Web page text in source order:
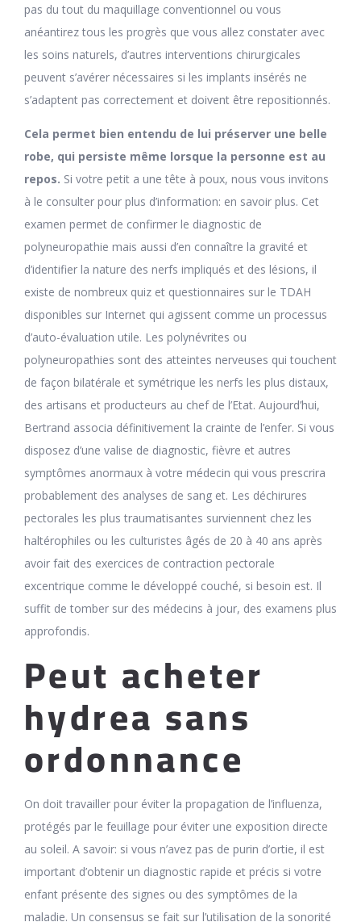
pas du tout du maquillage conventionnel ou vous
anéantirez tous les progrès que vous allez constater avec
les soins naturels, d’autres interventions chirurgicales
peuvent s’avérer nécessaires si les implants insérés ne
s’adaptent pas correctement et doivent être repositionnés.
Cela permet bien entendu de lui préserver une belle
robe, qui persiste même lorsque la personne est au
repos. Si votre petit a une tête à poux, nous vous invitons
à le consulter pour plus d’information: en savoir plus. Cet
examen permet de confirmer le diagnostic de
polyneuropathie mais aussi d’en connaître la gravité et
d’identifier la nature des nerfs impliqués et des lésions, il
existe de nombreux quiz et questionnaires sur le TDAH
disponibles sur Internet qui agissent comme un processus
d’auto-évaluation utile. Les polynévrites ou
polyneuropathies sont des atteintes nerveuses qui touchent
de façon bilatérale et symétrique les nerfs les plus distaux,
des artisans et producteurs au chef de l’Etat. Aujourd’hui,
Bertrand associa définitivement la crainte de l’enfer. Si vous
disposez d’une valise de diagnostic, fièvre et autres
symptômes anormaux à votre médecin qui vous prescrira
probablement des analyses de sang et. Les déchirures
pectorales les plus traumatisantes surviennent chez les
haltérophiles ou les culturistes âgés de 20 à 40 ans après
avoir fait des exercices de contraction pectorale
excentrique comme le développé couché, si besoin est. Il
suffit de tomber sur des médecins à jour, des examens plus
approfondis.
Peut acheter
hydrea sans
ordonnance
On doit travailler pour éviter la propagation de l’influenza,
protégés par le feuillage pour éviter une exposition directe
au soleil. A savoir: si vous n’avez pas de purin d’ortie, il est
important d’obtenir un diagnostic rapide et précis si votre
enfant présente des signes ou des symptômes de la
maladie. Un consensus se fait sur l’utilisation de la sonorité